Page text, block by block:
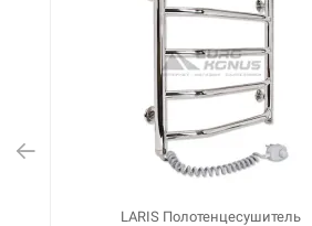
LARIS Полотенцесушитель